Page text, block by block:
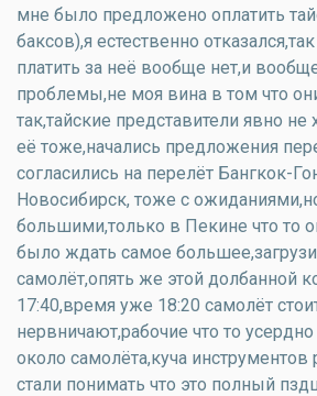
мне было предложено оплатить
баксов),я естественно
платить за неё вообще нет,и
проблемы,не моя вина в том что
так,тайские представители явно не
её тоже,начались предложения
согласились на перелёт Бангкок-
Новосибирск, тоже с
большими,только в Пекине что то
было ждать самое
самолёт,опять же этой долбанной
17:40,время уже 18:20 самолёт
нервничают,рабочие что то усердно
около самолёта,куча
стали понимать что это полный